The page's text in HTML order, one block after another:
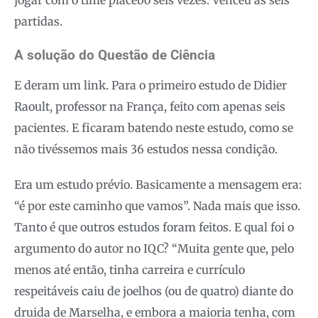
partidas.
A solução do Questão de Ciência
E deram um link. Para o primeiro estudo de Didier
Raoult, professor na França, feito com apenas seis
pacientes. E ficaram batendo neste estudo, como se
não tivéssemos mais 36 estudos nessa condição.
Era um estudo prévio. Basicamente a mensagem era:
“é por este caminho que vamos”. Nada mais que isso.
Tanto é que outros estudos foram feitos. E qual foi o
argumento do autor no IQC? “Muita gente que, pelo
menos até então, tinha carreira e currículo
respeitáveis caiu de joelhos (ou de quatro) diante do
druida de Marselha, e embora a maioria tenha, com